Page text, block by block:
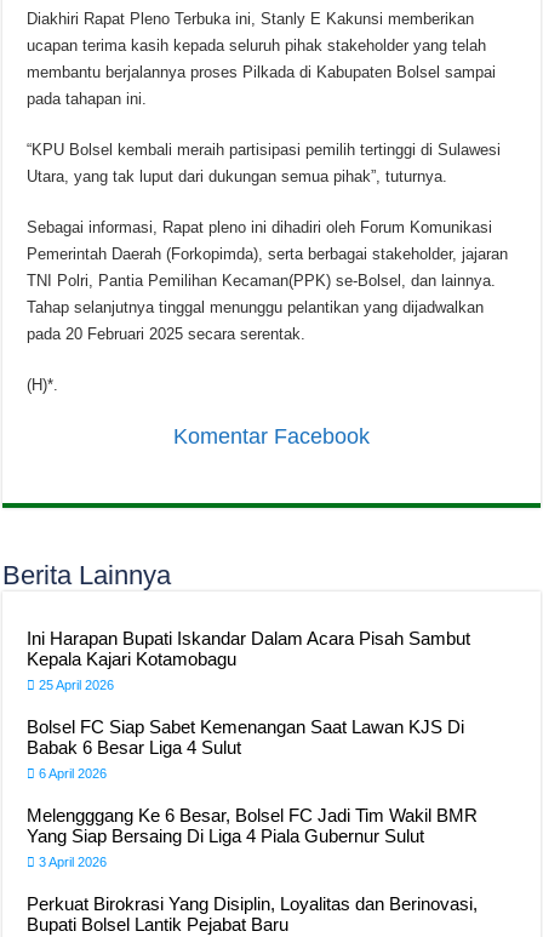
Diakhiri Rapat Pleno Terbuka ini, Stanly E Kakunsi memberikan
ucapan terima kasih kepada seluruh pihak stakeholder yang telah
membantu berjalannya proses Pilkada di Kabupaten Bolsel sampai
pada tahapan ini.
“KPU Bolsel kembali meraih partisipasi pemilih tertinggi di Sulawesi
Utara, yang tak luput dari dukungan semua pihak”, tuturnya.
Sebagai informasi, Rapat pleno ini dihadiri oleh Forum Komunikasi
Pemerintah Daerah (Forkopimda), serta berbagai stakeholder, jajaran
TNI Polri, Pantia Pemilihan Kecaman(PPK) se-Bolsel, dan lainnya.
Tahap selanjutnya tinggal menunggu pelantikan yang dijadwalkan
pada 20 Februari 2025 secara serentak.
(H)*.
Komentar Facebook
Berita Lainnya
Ini Harapan Bupati Iskandar Dalam Acara Pisah Sambut
Kepala Kajari Kotamobagu
25 April 2026
Bolsel FC Siap Sabet Kemenangan Saat Lawan KJS Di
Babak 6 Besar Liga 4 Sulut
6 April 2026
Melengggang Ke 6 Besar, Bolsel FC Jadi Tim Wakil BMR
Yang Siap Bersaing Di Liga 4 Piala Gubernur Sulut
3 April 2026
Perkuat Birokrasi Yang Disiplin, Loyalitas dan Berinovasi,
Bupati Bolsel Lantik Pejabat Baru